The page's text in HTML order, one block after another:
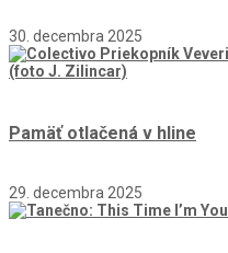
30. decembra 2025
Pamäť otlačená v hline
29. decembra 2025